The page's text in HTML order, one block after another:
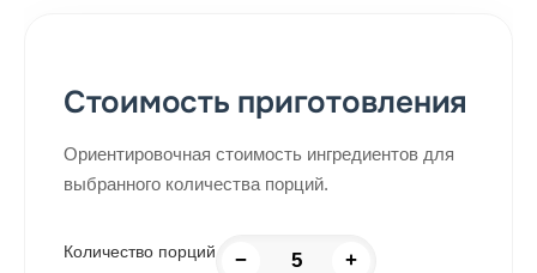
Стоимость приготовления
Ориентировочная стоимость ингредиентов для
выбранного количества порций.
Количество порций − +